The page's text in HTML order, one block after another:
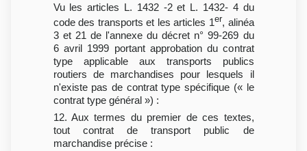
Vu les articles L. 1432 -2 et L. 1432- 4 du
code des transports et les articles 1er, alinéa
3 et 21 de l'annexe du décret n° 99-269 du
6 avril 1999 portant approbation du contrat
type applicable aux transports publics
routiers de marchandises pour lesquels il
n'existe pas de contrat type spécifique (« le
contrat type général ») :
12. Aux termes du premier de ces textes,
tout contrat de transport public de
marchandise précise :